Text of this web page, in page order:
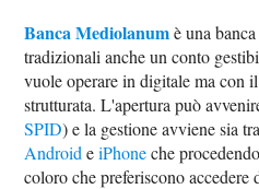
Banca Mediolanumè una
tradizionali anche un conto
vuole operare in digitale ma con
strutturata. L'apertura può
SPID) e la gestione avviene sia
Android eiPhoneche
coloro che preferiscono accedere